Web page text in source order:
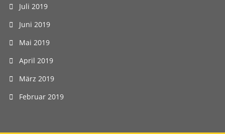
Juli 2019
Juni 2019
Mai 2019
April 2019
März 2019
Februar 2019